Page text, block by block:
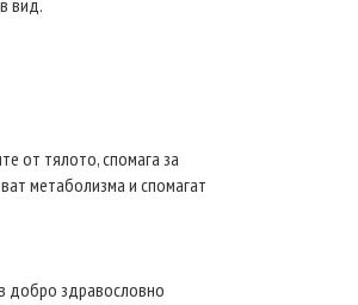
вид.
от тялото, спомага за
метаболизма и спомагат
добро здравословно